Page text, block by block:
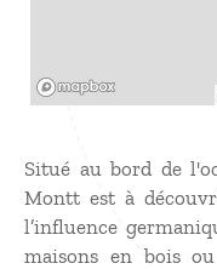
Situé au bord de
Montt est à
l’influence
maisons en bois